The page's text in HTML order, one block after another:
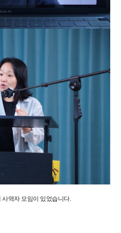
역자 모임이 있었습니다.